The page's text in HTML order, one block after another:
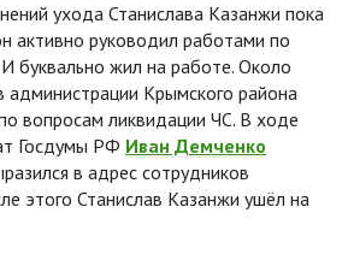
ухода Станислава Казанжи пока
активно руководил работами по
буквально жил на работе. Около
администрации Крымского района
вопросам ликвидации ЧС. В ходе
Госдумы РФ Иван Демченко
в адрес сотрудников
этого Станислав Казанжи ушёл на